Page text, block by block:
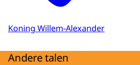
Koning Willem-Alexander
Andere talen